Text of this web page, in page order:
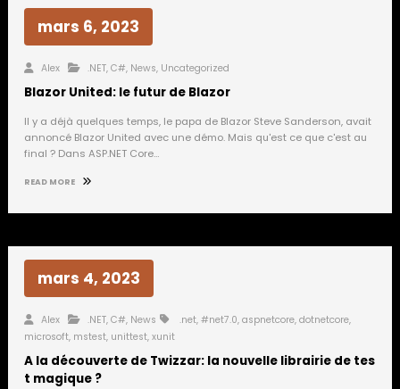
mars 6, 2023
Alex .NET, C#, News, Uncategorized
Blazor United: le futur de Blazor
Il y a déjà quelques temps, le papa de Blazor Steve Sanderson, avait
annoncé Blazor United avec une démo. Mais qu'est ce que c'est au
final ? Dans ASP.NET Core…
READ MORE
mars 4, 2023
Alex .NET, C#, News .net, #net7.0, aspnetcore, dotnetcore,
microsoft, mstest, unittest, xunit
A la découverte de Twizzar: la nouvelle librairie de tes
t magique ?